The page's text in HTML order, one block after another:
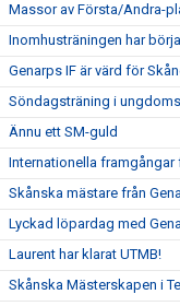
Massor av Första/Andra-
Inomhusträningen har
Genarps IF är värd för
Söndagsträning i
Ännu ett SM-guld
Internationella framgångar
Skånska mästare från
Lyckad löpardag med
Laurent har klarat UTMB!
Skånska Mästerskapen i